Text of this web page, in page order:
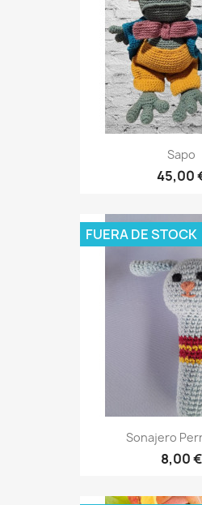
Sapo
45,00
Sonajero
8,00 €
FUERA DE STOCK